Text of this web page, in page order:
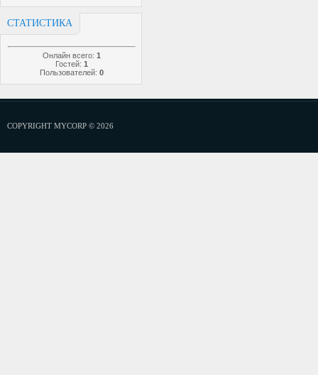
СТАТИСТИКА
Онлайн всего: 1
Гостей: 1
Пользователей: 0
COPYRIGHT MYCORP © 2026